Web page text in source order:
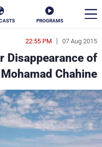
PROGRAMS
07 Aug 2015
22:55 PM
Disappearance of
Chahine
en
الأخبار
سياسة
إقتصاد
منوعات